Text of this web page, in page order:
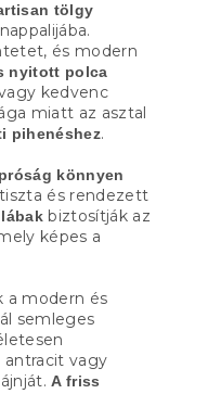
tölgy
és modern
nyitott polca
kedvenc
miatt az asztal
pihenéshez.
könnyen
és rendezett
biztosítják az
képes a
a modern és
semleges
antracit vagy
A friss